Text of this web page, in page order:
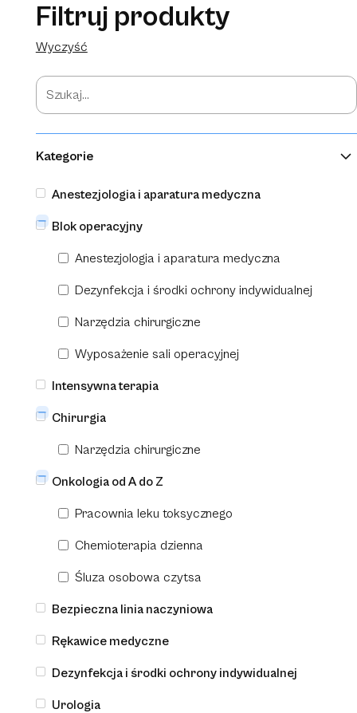
Filtruj produkty
Wyczyść
Kategorie
Anestezjologia i aparatura medyczna
Blok operacyjny
Anestezjologia i aparatura medyczna
Dezynfekcja i środki ochrony indywidualnej
Narzędzia chirurgiczne
Wyposażenie sali operacyjnej
Intensywna terapia
Chirurgia
Narzędzia chirurgiczne
Onkologia od A do Z
Pracownia leku toksycznego
Chemioterapia dzienna
Śluza osobowa czytsa
Bezpieczna linia naczyniowa
Rękawice medyczne
Dezynfekcja i środki ochrony indywidualnej
Urologia
Dezynfekcja i środki ochrony indywidualnej
Rękawice medyczne
Gammex Latex Glove in Glove ™ System